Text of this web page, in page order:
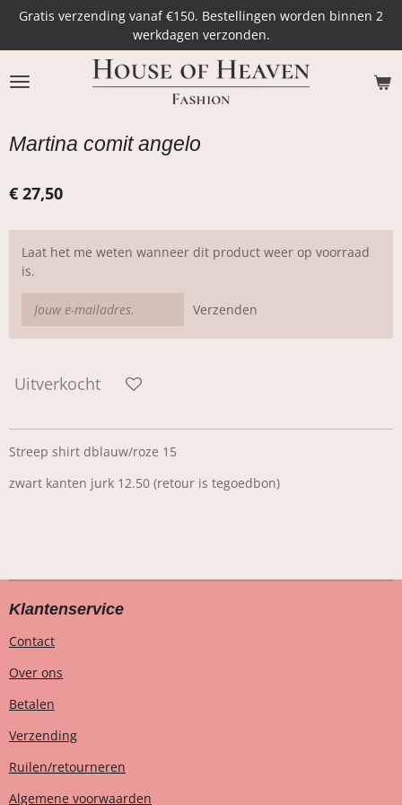
Ga
naar
de
hoofdinhoud
Gratis verzending vanaf €150. Bestellingen worden binnen 2
werkdagen verzonden.
Martina comit angelo
€ 27,50
Laat het me weten wanneer dit product weer op voorraad
is.
Verzenden
Uitverkocht
Streep shirt dblauw/roze 15
zwart kanten jurk 12.50 (retour is tegoedbon)
Klantenservice
Contact
Over ons
Betalen
Verzending
Ruilen/retourneren
Algemene voorwaarden